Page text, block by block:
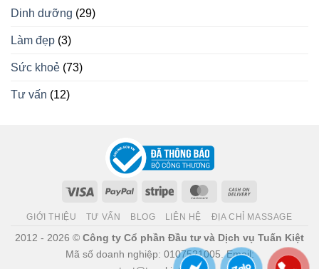
Dinh dưỡng (29)
Làm đẹp (3)
Sức khoẻ (73)
Tư vấn (12)
Visa PayPal Stripe MasterCard
Delivery
GIỚI THIỆU TƯ VẤN BLOG LIÊN HỆ ĐỊA CHỈ MASSAGE
2012 - 2026 © Công ty Cổ phần Đầu tư và Dịch vụ Tuấn Kiệt
Mã số doanh nghiệp: 0107521005. Email: